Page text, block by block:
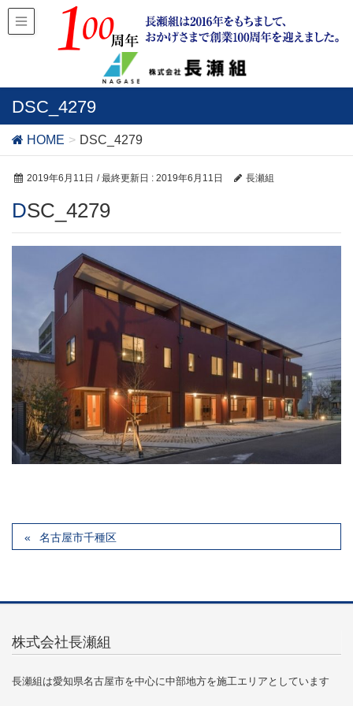
DSC_4279
HOME DSC_4279
2019年6月11日 / 最終更新日 : 2019年6月11日 長瀬組
DSC_4279
名古屋市千種区
株式会社長瀬組
長瀬組は愛知県名古屋市を中心に中部地方を施工エリアとしています